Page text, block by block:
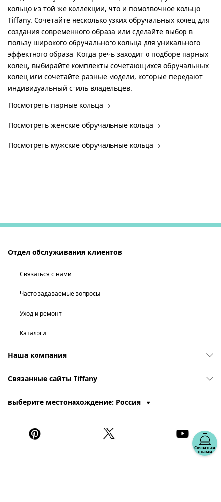
кольцо из той же коллекции, что и помолвочное кольцо
Tiffany. Сочетайте несколько узких обручальных колец для
создания современного образа или сделайте выбор в
пользу широкого обручального кольца для уникального
эффектного образа. Когда речь заходит о подборе парных
колец, выбирайте комплекты сочетающихся обручальных
колец или сочетайте разные модели, которые передают
индивидуальный стиль владельцев.
Посмотреть парные кольца
Посмотреть женские обручальные кольца
Посмотреть мужские обручальные кольца
Связаться
с нами
Отдел обслуживания клиентов
Связаться с нами
Часто задаваемые вопросы
Уход и ремонт
Каталоги
Наша компания
Связанные сайты Tiffany
выберите местонахождение: Россия